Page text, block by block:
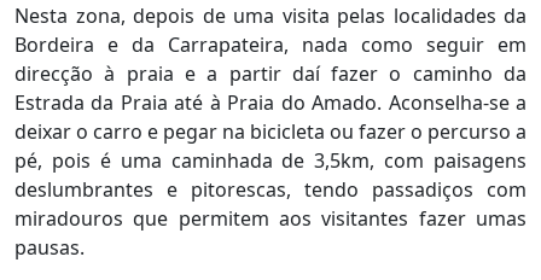
Nesta zona, depois de uma visita pelas localidades da
Bordeira e da Carrapateira, nada como seguir em
direcção à praia e a partir daí fazer o caminho da
Estrada da Praia até à Praia do Amado. Aconselha-se a
deixar o carro e pegar na bicicleta ou fazer o percurso a
pé, pois é uma caminhada de 3,5km, com paisagens
deslumbrantes e pitorescas, tendo passadiços com
miradouros que permitem aos visitantes fazer umas
pausas.